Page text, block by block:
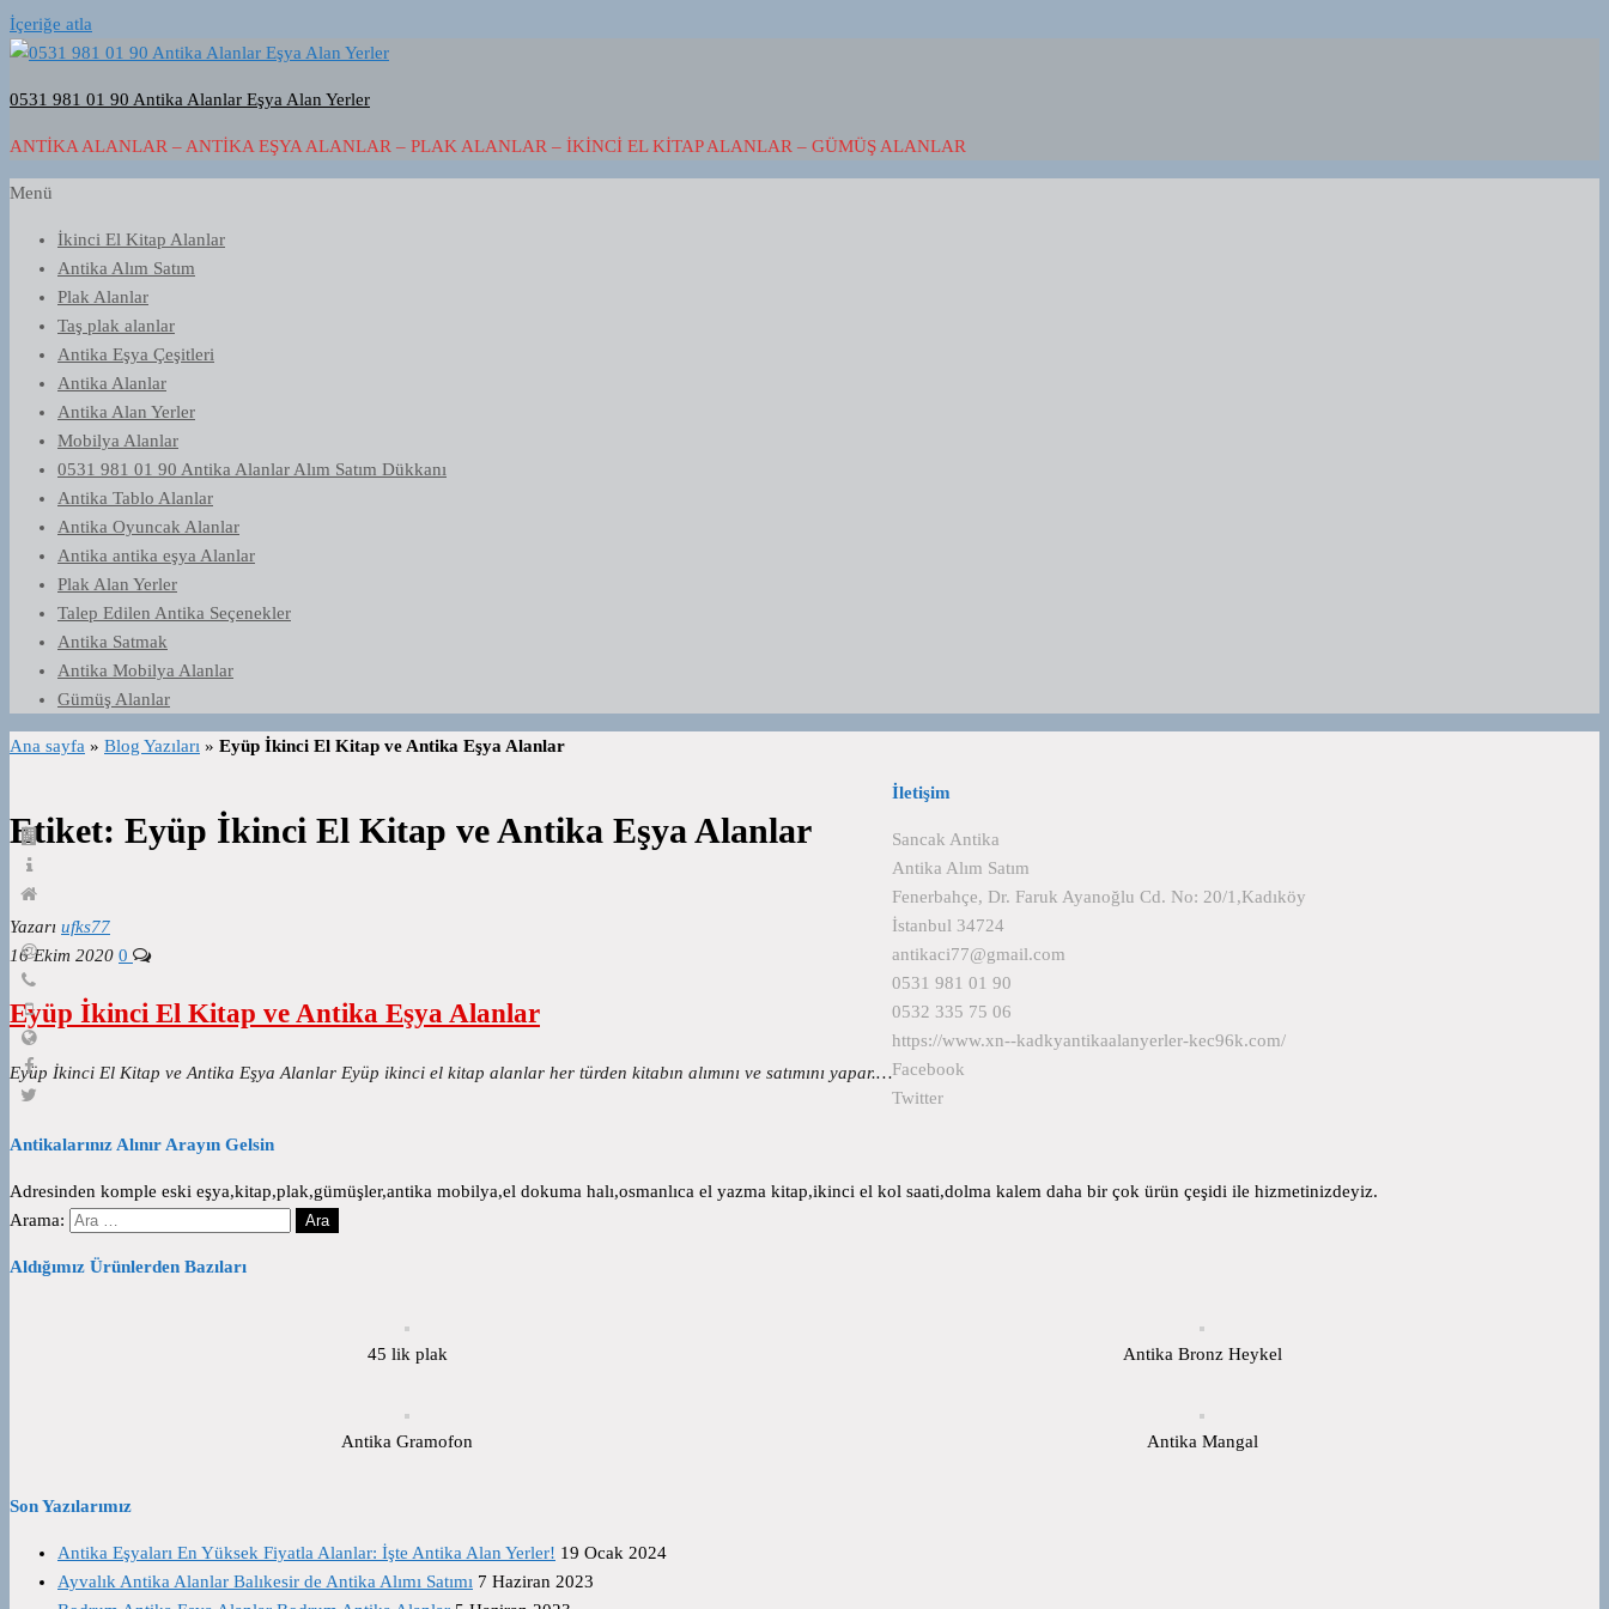
İçeriğe atla
0531 981 01 90 Antika Alanlar Eşya Alan Yerler
ANTIKA ALANLAR – ANTIKA EŞYA ALANLAR – PLAK ALANLAR – İKINCI EL KITAP ALANLAR – GÜMÜŞ ALANLAR
Menü
İkinci El Kitap Alanlar
Antika Alım Satım
Plak Alanlar
Taş plak alanlar
Antika Eşya Çeşitleri
Antika Alanlar
Antika Alan Yerler
Mobilya Alanlar
0531 981 01 90 Antika Alanlar Alım Satım Dükkanı
Antika Tablo Alanlar
Antika Oyuncak Alanlar
Antika antika eşya Alanlar
Plak Alan Yerler
Talep Edilen Antika Seçenekler
Antika Satmak
Antika Mobilya Alanlar
Gümüş Alanlar
Ana sayfa » Blog Yazıları » Eyüp İkinci El Kitap ve Antika Eşya Alanlar
Etiket: Eyüp İkinci El Kitap ve Antika Eşya Alanlar
Yazarı ufks77
16 Ekim 2020 0
Eyüp İkinci El Kitap ve Antika Eşya Alanlar
Eyüp İkinci El Kitap ve Antika Eşya Alanlar Eyüp ikinci el kitap alanlar her türden kitabın alımını ve satımını yapar.…
İletişim
Sancak Antika
Antika Alım Satım
Fenerbahçe, Dr. Faruk Ayanoğlu Cd. No: 20/1,Kadıköy
İstanbul 34724
antikaci77@gmail.com
0531 981 01 90
0532 335 75 06
https://www.xn--kadkyantikaalanyerler-kec96k.com/
Facebook
Twitter
Antikalarınız Alınır Arayın Gelsin
Adresinden komple eski eşya,kitap,plak,gümüşler,antika mobilya,el dokuma halı,osmanlıca el yazma kitap,ikinci el kol saati,dolma kalem daha bir çok ürün çeşidi ile hizmetinizdeyiz.
Arama:
Aldığımız Ürünlerden Bazıları
45 lik plak Antika Bronz Heykel
Antika Gramofon Antika Mangal
Son Yazılarımız
Antika Eşyaları En Yüksek Fiyatla Alanlar: İşte Antika Alan Yerler! 19 Ocak 2024
Ayvalık Antika Alanlar Balıkesir de Antika Alımı Satımı 7 Haziran 2023